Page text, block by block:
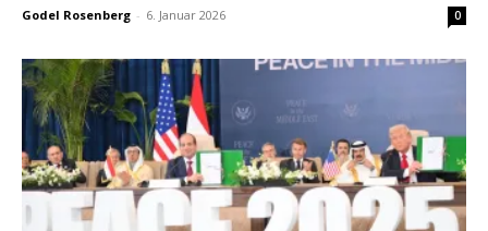
Godel Rosenberg - 6. Januar 2026 0